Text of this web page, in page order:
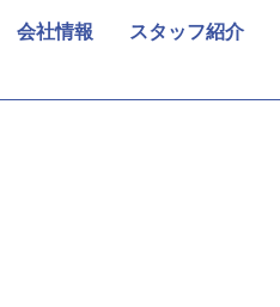
会社情報 スタッフ紹介